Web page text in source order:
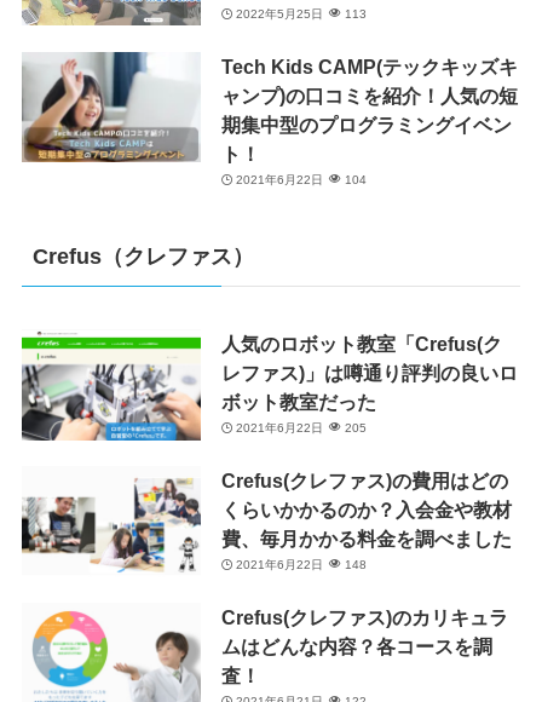
2022年5月25日 113
Tech Kids CAMP(テックキッズキ
ャンプ)の口コミを紹介！人気の短
期集中型のプログラミングイベン
ト！
2021年6月22日 104
Crefus（クレファス）
人気のロボット教室「Crefus(ク
レファス)」は噂通り評判の良いロ
ボット教室だった
2021年6月22日 205
Crefus(クレファス)の費用はどの
くらいかかるのか？入会金や教材
費、毎月かかる料金を調べました
2021年6月22日 148
Crefus(クレファス)のカリキュラ
ムはどんな内容？各コースを調
査！